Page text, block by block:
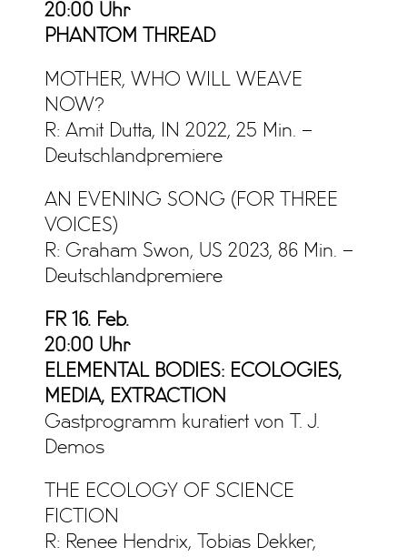
20:00 Uhr
PHANTOM THREAD
MOTHER, WHO WILL WEAVE
NOW?
R: Amit Dutta, IN 2022, 25 Min. –
Deutschlandpremiere
AN EVENING SONG (FOR THREE
VOICES)
R: Graham Swon, US 2023, 86 Min. –
Deutschlandpremiere
FR 16. Feb.
20:00 Uhr
ELEMENTAL BODIES: ECOLOGIES,
MEDIA, EXTRACTION
Gastprogramm kuratiert von T. J.
Demos
THE ECOLOGY OF SCIENCE
FICTION
R: Renee Hendrix, Tobias Dekker,